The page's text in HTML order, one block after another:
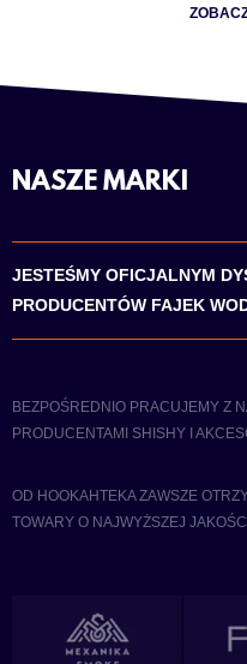
NASZE MARKI
JESTEŚMY OFICJALNYM
PRODUCENTÓW FAJEK
BEZPOŚREDNIO PRACUJEMY Z
PRODUCENTAMI SHISHY I
OD HOOKAHTEKA ZAWSZE
TOWARY O NAJWYŻSZEJ